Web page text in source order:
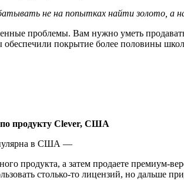
не на попытках найти золото,
проблемы. Вам нужно уметь
покрытие более половины
по продукту Clever, США
в США —
продукта, а затем продаете премиум-
столько-то лицензий, но дальше